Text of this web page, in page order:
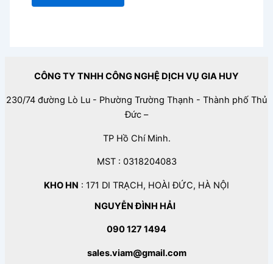
CÔNG TY TNHH CÔNG NGHỆ DỊCH VỤ GIA HUY
230/74 đường Lò Lu - Phường Trường Thạnh - Thành phố Thủ
Đức –
TP Hồ Chí Minh.
MST : 0318204083
KHO HN : 171 DI TRẠCH, HOÀI ĐỨC, HÀ NỘI
NGUYỄN ĐÌNH HẢI
090 127 1494
sales.viam@gmail.com